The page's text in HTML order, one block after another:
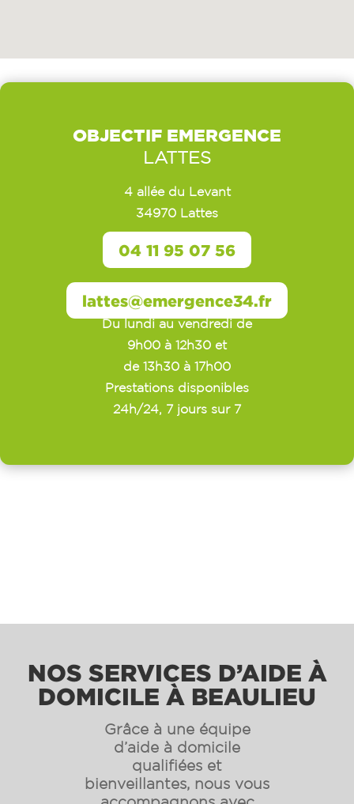
OBJECTIF EMERGENCE
LATTES
4 allée du Levant
34970 Lattes
Du lundi au vendredi de
9h00 à 12h30 et
de 13h30 à 17h00
Prestations disponibles
24h/24, 7 jours sur 7
lattes@emergence34.fr
04 11 95 07 56
NOS SERVICES D’AIDE À
DOMICILE À BEAULIEU
Grâce à une équipe
d’aide à domicile
qualifiées et
bienveillantes, nous vous